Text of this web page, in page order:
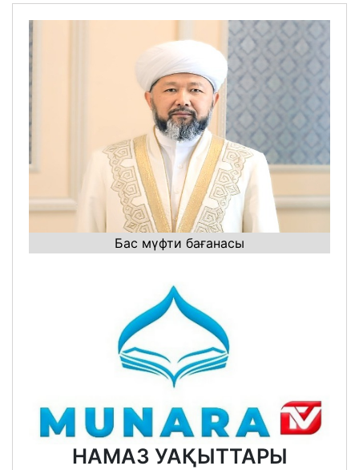
Бас мүфти бағанасы
НАМАЗ УАҚЫТТАРЫ